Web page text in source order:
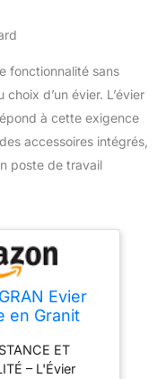
fonctionnalité sans
d’un évier. L’évier
à cette exigence
accessoires intégrés,
poste de travail
Evier
en Granit
ET
– L'Évier